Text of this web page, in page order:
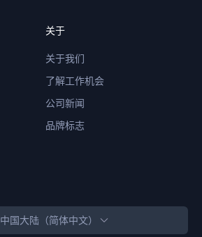
关于
关于我们
了解工作机会
公司新闻
品牌标志
中国大陆（简体中文）